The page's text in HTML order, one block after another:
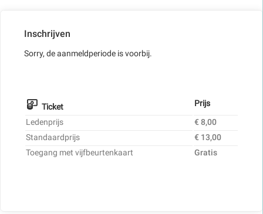
Inschrijven
Sorry, de aanmeldperiode is voorbij.
Ticket
Prijs
Ledenprijs
€ 8,00
Standaardprijs
€ 13,00
Toegang met vijfbeurtenkaart
Gratis